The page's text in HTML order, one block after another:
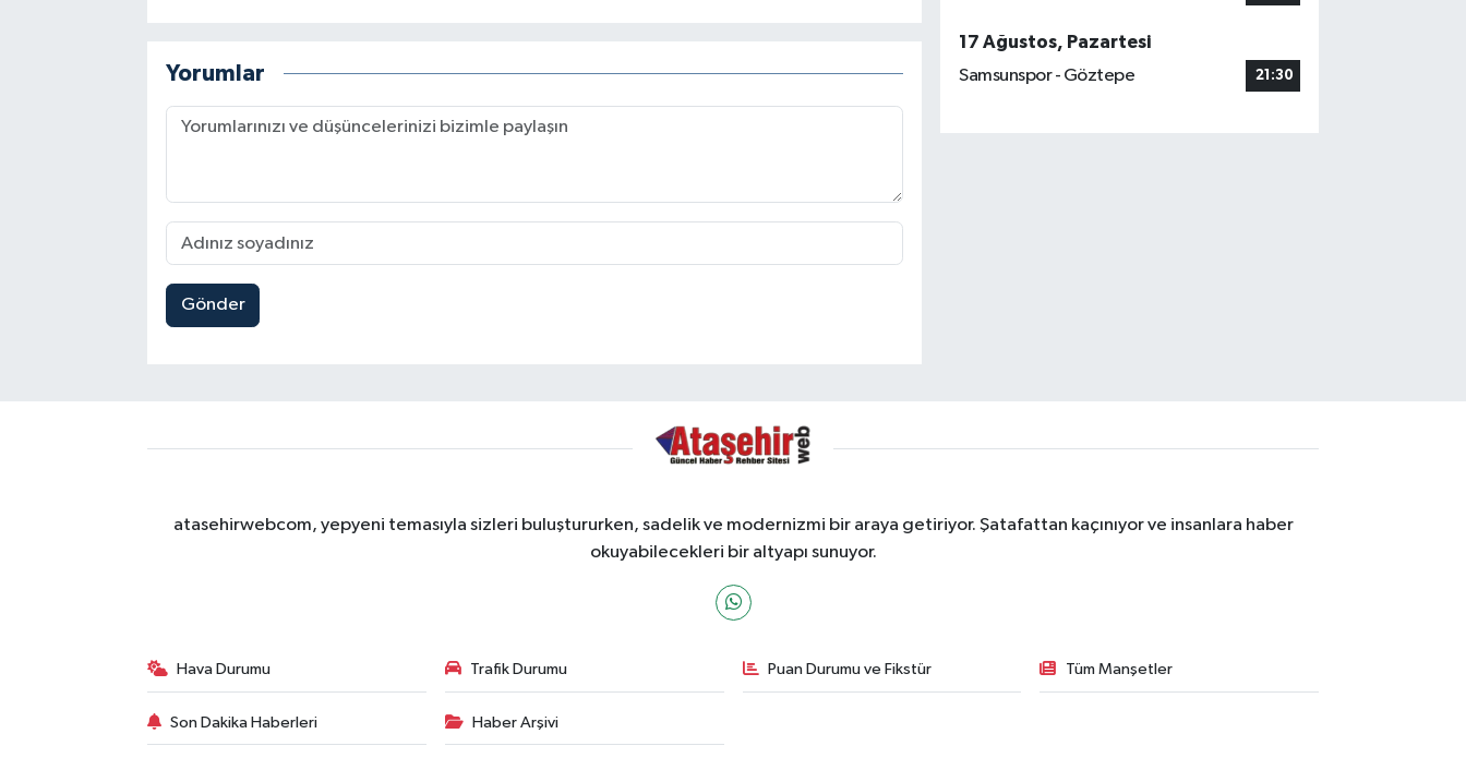
Yorumlar
Gönder
17 Ağustos, Pazartesi
Samsunspor - Göztepe
21:30
atasehirwebcom, yepyeni temasıyla sizleri buluştururken, sadelik ve modernizmi bir araya getiriyor. Şatafattan kaçınıyor ve insanlara haber
okuyabilecekleri bir altyapı sunuyor.
Hava Durumu Trafik Durumu Puan Durumu ve Fikstür Tüm Manşetler
Son Dakika Haberleri Haber Arşivi